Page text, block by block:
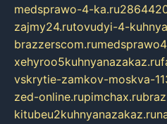
medsprawo-4-ka.ru
zajmy24.rutovudyi-4-
brazzerscom.ru
xehyroo5kuhnyanazakaz.ru
vskrytie-zamkov-moskva-
zed-online.rupimchax.ru
kitubeu2kuhnyanazakaz.ru